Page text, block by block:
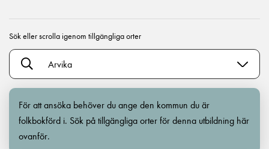
Sök eller scrolla igenom tillgängliga orter
Arvika
För att ansöka behöver du ange den kommun du är
folkbokförd i. Sök på tillgängliga orter för denna utbildning här
ovanför.